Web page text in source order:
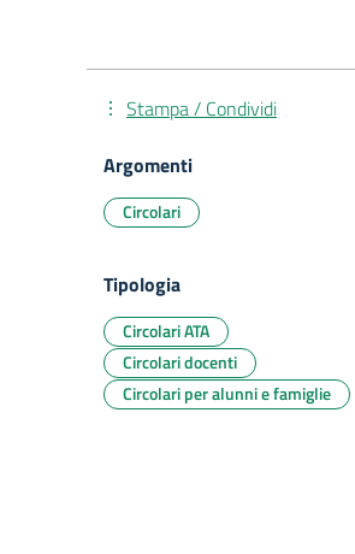
Stampa / Condividi
Argomenti
Circolari
Tipologia
Circolari ATA
Circolari docenti
Circolari per alunni e famiglie